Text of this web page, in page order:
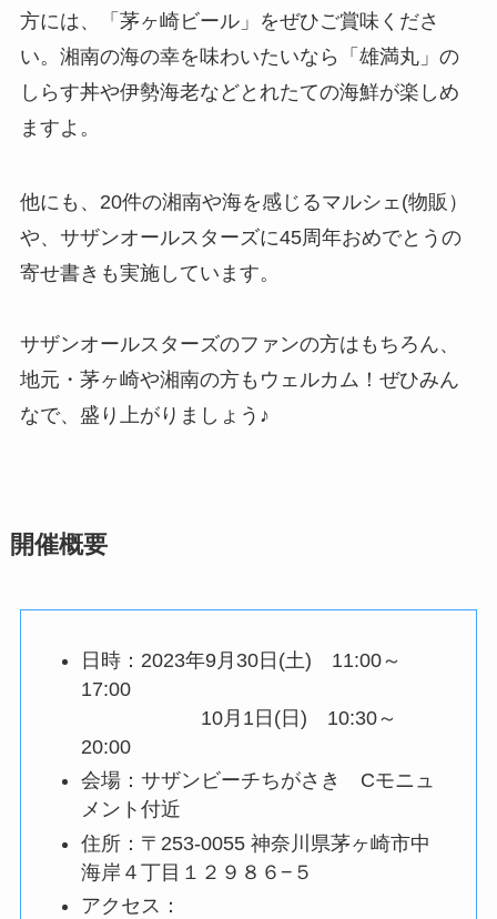
方には、「茅ヶ崎ビール」をぜひご賞味くださ
い。湘南の海の幸を味わいたいなら「雄満丸」の
しらす丼や伊勢海老などとれたての海鮮が楽しめ
ますよ。
他にも、20件の湘南や海を感じるマルシェ(物販）
や、サザンオールスターズに45周年おめでとうの
寄せ書きも実施しています。
サザンオールスターズのファンの方はもちろん、
地元・茅ヶ崎や湘南の方もウェルカム！ぜひみん
なで、盛り上がりましょう♪
開催概要
日時：2023年9月30日(土) 11:00～
17:00
10月1日(日) 10:30～
20:00
会場：サザンビーチちがさき Cモニュ
メント付近
住所：〒253-0055 神奈川県茅ヶ崎市中
海岸４丁目１２９８６−５
アクセス：